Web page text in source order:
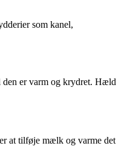
som kanel,
den er varm og krydret. Hæld
at tilføje mælk og varme det